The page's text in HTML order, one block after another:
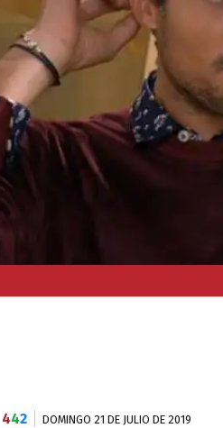
442 DOMINGO 21 DE JULIO DE 2019